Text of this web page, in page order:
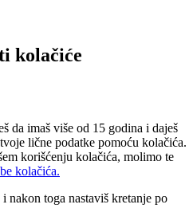
kolačiće
da imaš više od 15 godina i daješ
lične podatke pomoću kolačića.
korišćenju kolačića, molimo te
kolačića.
nakon toga nastaviš kretanje po